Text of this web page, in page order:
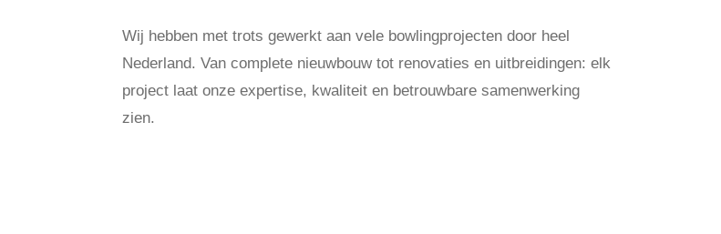
Wij hebben met trots gewerkt aan vele bowlingprojecten door heel
Nederland. Van complete nieuwbouw tot renovaties en uitbreidingen: elk
project laat onze expertise, kwaliteit en betrouwbare samenwerking
zien.